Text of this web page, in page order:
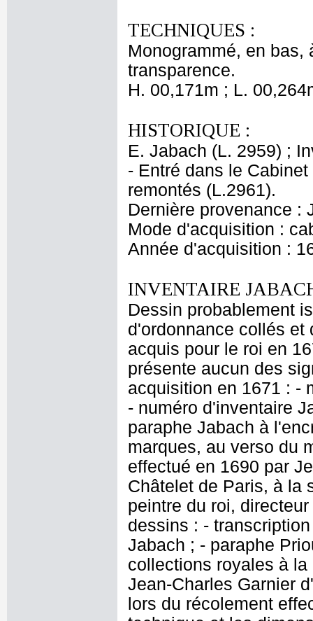
TECHNIQUES :
Monogrammé, en bas,
transparence.
H. 00,171m ; L.
HISTORIQUE :
E. Jabach (L. 2959) ;
- Entré dans le
remontés (L.2961).
Dernière provenance :
Mode d'acquisition :
Année d'acquisition :
INVENTAIRE
Dessin probablement
d'ordonnance collés et
acquis pour le roi en
présente aucun des
acquisition en 1671 : -
- numéro d'inventaire
paraphe Jabach à
marques, au verso du
effectué en 1690 par
Châtelet de Paris, à la
peintre du roi,
dessins : -
Jabach ; - paraphe
collections royales à
Jean-Charles Garnier
lors du récolement